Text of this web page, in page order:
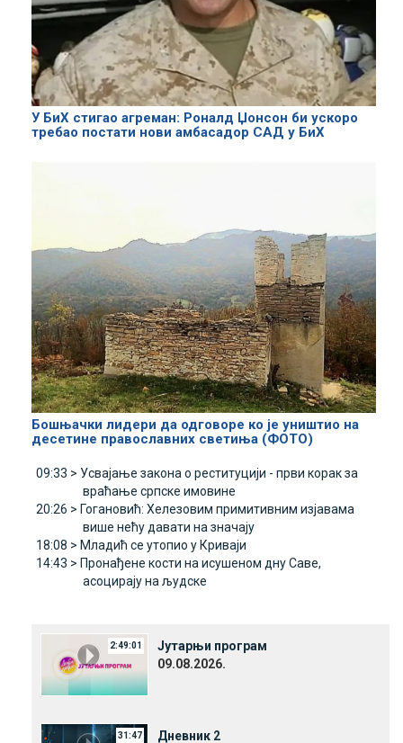
У БиХ стигао агреман: Роналд Џонсон би ускоро
требао постати нови амбасадор САД у БиХ
Бошњачки лидери да одговоре ко је уништио на
десетине православних светиња (ФОТО)
09:33 > Усвајање закона о реституцији - први корак за
враћање српске имовине
20:26 > Гогановић: Хелезовим примитивним изјавама
више нећу давати на значају
18:08 > Младић се утопио у Криваји
14:43 > Пронађене кости на исушеном дну Саве,
асоцирају на људске
2:49:01
Јутарњи програм
09.08.2026.
31:47 Дневник 2